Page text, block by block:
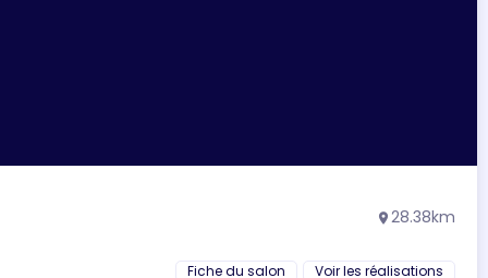
location_on 28.38km
Fiche du salon Voir les réalisations